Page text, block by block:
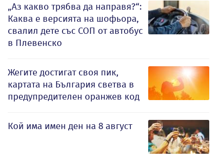
„Аз какво трябва да направя?“:
Каква е версията на шофьора,
свалил дете със СОП от автобус
в Плевенско
Жегите достигат своя пик,
картата на България светва в
предупредителен оранжев код
Кой има имен ден на 8 август